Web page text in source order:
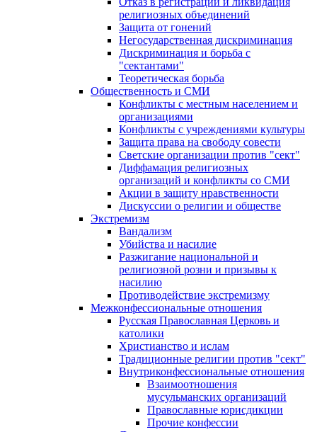
религиозных объединений
Защита от гонений
Негосударственная дискриминация
Дискриминация и борьба с
"сектантами"
Теоретическая борьба
Общественность и СМИ
Конфликты с местным населением и
организациями
Конфликты с учреждениями культуры
Защита права на свободу совести
Светские организации против "сект"
Диффамация религиозных
организаций и конфликты со СМИ
Акции в защиту нравственности
Дискуссии о религии и обществе
Экстремизм
Вандализм
Убийства и насилие
Разжигание национальной и
религиозной розни и призывы к
насилию
Противодействие экстремизму
Межконфессиональные отношения
Русская Православная Церковь и
католики
Христианство и ислам
Традиционные религии против "сект"
Внутриконфессиональные отношения
Взаимоотношения
мусульманских организаций
Православные юрисдикции
Прочие конфессии